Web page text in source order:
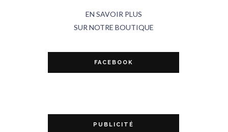
EN SAVOIR PLUS
SUR NOTRE BOUTIQUE
FACEBOOK
PUBLICITÉ